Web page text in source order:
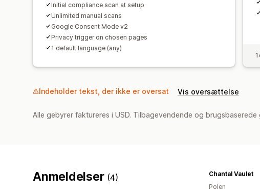
Initial compliance scan at setup
Unlimited manual scans
Google Consent Mode v2
Privacy trigger on chosen pages
1 default language (any)
Indeholder tekst, der ikke er oversat Vis oversættelse
Alle gebyrer faktureres i USD. Tilbagevendende og
Anmeldelser (4)
Chantal Vaulet
Polen